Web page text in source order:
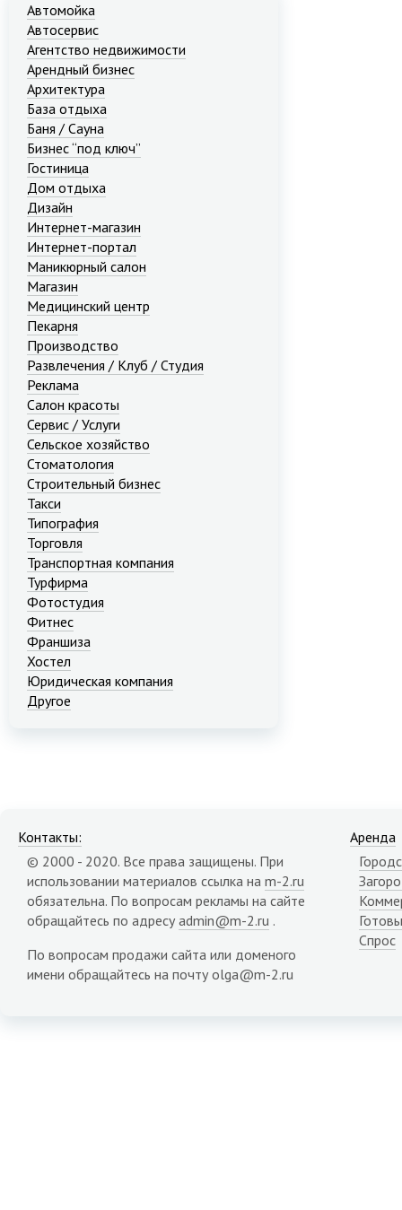
Автомойка
Автосервис
Агентство недвижимости
Арендный бизнес
Архитектура
База отдыха
Баня / Сауна
Бизнес “под ключ”
Гостиница
Дом отдыха
Дизайн
Интернет-магазин
Интернет-портал
Маникюрный салон
Магазин
Медицинский центр
Пекарня
Производство
Развлечения / Клуб / Студия
Реклама
Салон красоты
Сервис / Услуги
Сельское хозяйство
Стоматология
Строительный бизнес
Такси
Типография
Торговля
Транспортная компания
Турфирма
Фотостудия
Фитнес
Франшиза
Хостел
Юридическая компания
Другое
Контакты:
© 2000 - 2020. Все права защищены. При
использовании материалов ссылка на m-2.ru
обязательна. По вопросам рекламы на сайте
обращайтесь по адресу admin@m-2.ru .
По вопросам продажи сайта или доменого
имени обращайтесь на почту olga@m-2.ru
Аренда
Спрос